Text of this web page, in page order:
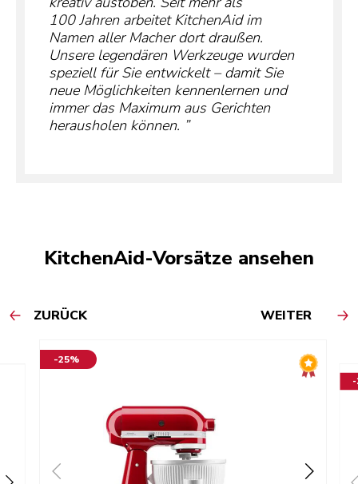
100 Jahren arbeitet KitchenAid im
Namen aller Macher dort draußen.
Unsere legendären Werkzeuge wurden
speziell für Sie entwickelt – damit Sie
neue Möglichkeiten kennenlernen und
immer das Maximum aus Gerichten
herausholen können.
KitchenAid-Vorsätze ansehen
ZURÜCK WEITER
-25%
-